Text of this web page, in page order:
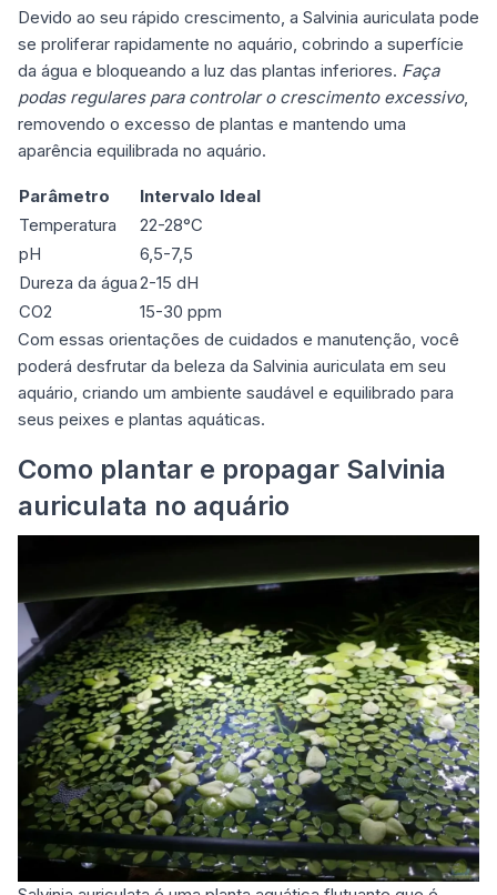
Devido ao seu rápido crescimento, a Salvinia auriculata pode
se proliferar rapidamente no aquário, cobrindo a superfície
da água e bloqueando a luz das plantas inferiores. Faça
podas regulares para controlar o crescimento excessivo,
removendo o excesso de plantas e mantendo uma
aparência equilibrada no aquário.
Parâmetro
Intervalo Ideal
Temperatura
22-28°C
pH
6,5-7,5
Dureza da água2-15 dH
CO2
15-30 ppm
Com essas orientações de cuidados e manutenção, você
poderá desfrutar da beleza da Salvinia auriculata em seu
aquário, criando um ambiente saudável e equilibrado para
seus peixes e plantas aquáticas.
Como plantar e propagar Salvinia
auriculata no aquário